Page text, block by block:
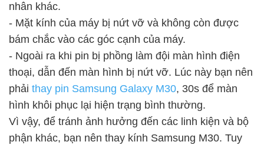
nhân khác.
- Mặt kính của máy bị nứt vỡ và không còn được
bám chắc vào các góc cạnh của máy.
- Ngoài ra khi pin bị phồng làm đội màn hình điện
thoại, dẫn đến màn hình bị nứt vỡ. Lúc này bạn nên
phải thay pin Samsung Galaxy M30, 30s để màn
hình khôi phục lại hiện trạng bình thường.
Vì vậy, để tránh ảnh hưởng đến các linh kiện và bộ
phận khác, bạn nên thay kính Samsung M30. Tuy